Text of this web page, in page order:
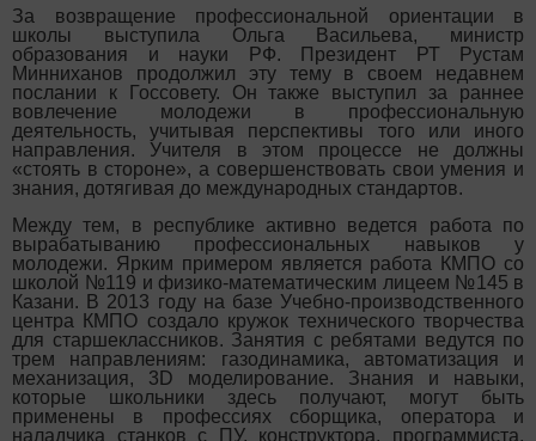
За возвращение профессиональной ориентации в
школы выступила Ольга Васильева, министр
образования и науки РФ. Президент РТ Рустам
Минниханов продолжил эту тему в своем недавнем
послании к Госсовету. Он также выступил за раннее
вовлечение молодежи в профессиональную
деятельность, учитывая перспективы того или иного
направления. Учителя в этом процессе не должны
«стоять в стороне», а совершенствовать свои умения и
знания, дотягивая до международных стандартов.
Между тем, в республике активно ведется работа по
вырабатыванию профессиональных навыков у
молодежи. Ярким примером является работа КМПО со
школой №119 и физико-математическим лицеем №145 в
Казани. В 2013 году на базе Учебно-производственного
центра КМПО создало кружок технического творчества
для старшеклассников. Занятия с ребятами ведутся по
трем направлениям: газодинамика, автоматизация и
механизация, 3D моделирование. Знания и навыки,
которые школьники здесь получают, могут быть
применены в профессиях сборщика, оператора и
наладчика станков с ПУ, конструктора, программиста,